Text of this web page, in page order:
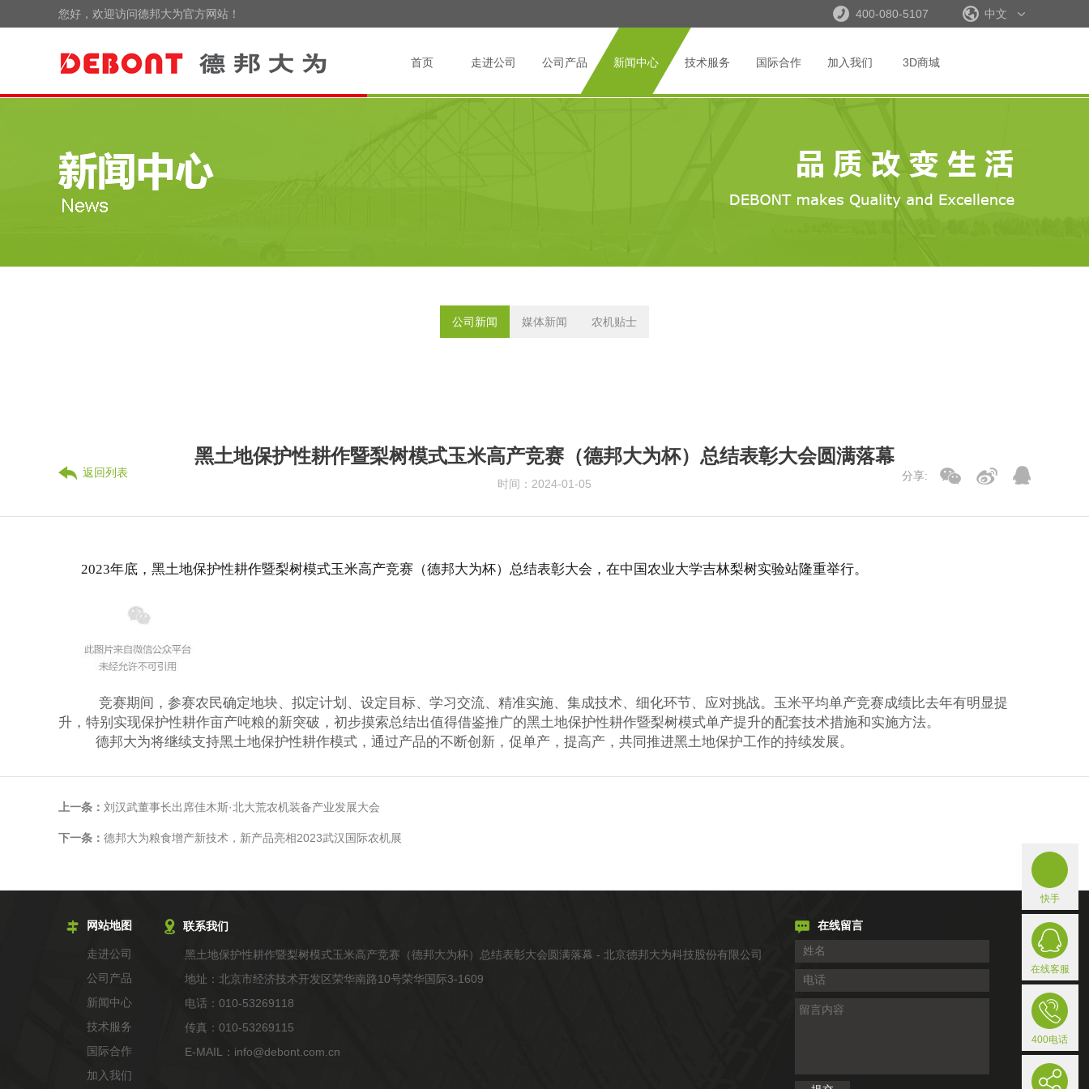
您好，欢迎访问德邦大为官方网站！ 400-080-5107 中文
首页 走进公司 公司产品 新闻中心 技术服务 国际合作 加入我们 3D商城
公司新闻 媒体新闻 农机贴士
返回列表
黑土地保护性耕作暨梨树模式玉米高产竞赛（德邦大为杯）总结表彰大会圆满落幕
时间：2024-01-05
分享:
2023年底，黑土地保护性耕作暨梨树模式玉米高产竞赛（德邦大为杯）总结表彰大会，在中国农业大学吉林梨树实验站隆重举行。
竞赛期间，参赛农民确定地块、拟定计划、设定目标、学习交流、精准实施、集成技术、细化环节、应对挑战。玉米平均单产竞赛成绩比去年有明显提
升，特别实现保护性耕作亩产吨粮的新突破，初步摸索总结出值得借鉴推广的黑土地保护性耕作暨梨树模式单产提升的配套技术措施和实施方法。
德邦大为将继续支持黑土地保护性耕作模式， 通过产品的不断创新，促单产，提高产，共同推进黑土地保护工作的持续发展。
上一条： 刘汉武董事长出席佳木斯·北大荒农机装备产业发展大会
下一条： 德邦大为粮食增产新技术，新产品亮相2023武汉国际农机展
网站地图
走进公司
公司产品
新闻中心
技术服务
国际合作
加入我们
联系我们
黑土地保护性耕作暨梨树模式玉米高产竞赛（德邦大为杯）总结表彰大会圆满落幕 - 北京德邦大为科技股份有限公司
地址：北京市经济技术开发区荣华南路10号荣华国际3-1609
电话：010-53269118
传真：010-53269115
E-MAIL：info@debont.com.cn
在线留言
快手
在线客服
400电话